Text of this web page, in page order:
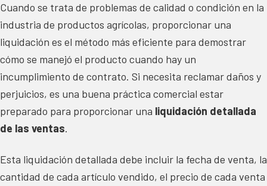
Cuando se trata de problemas de calidad o condición en la
industria de productos agrícolas, proporcionar una
liquidación es el método más eficiente para demostrar
cómo se manejó el producto cuando hay un
incumplimiento de contrato. Si necesita reclamar daños y
perjuicios, es una buena práctica comercial estar
preparado para proporcionar una liquidación detallada
de las ventas.
Esta liquidación detallada debe incluir la fecha de venta, la
cantidad de cada artículo vendido, el precio de cada venta